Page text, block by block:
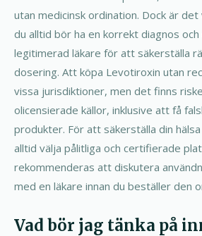
utan medicinsk ordination. Dock är
du alltid bör ha en korrekt diagnos
legitimerad läkare för att säkerställa
dosering. Att köpa Levotiroxin utan
vissa jurisdiktioner, men det finns
olicensierade källor, inklusive att få
produkter. För att säkerställa din
alltid välja pålitliga och certifierade
rekommenderas att diskutera
med en läkare innan du beställer den
Vad bör jag tänka på